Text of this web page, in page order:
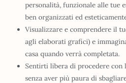
personalità, funzionale alle tue
ben organizzati ed
Visualizzare e comprendere il
agli elaborati grafici) e
casa quando verrà completata.
Sentirti libera di procedere con
senza aver più paura di